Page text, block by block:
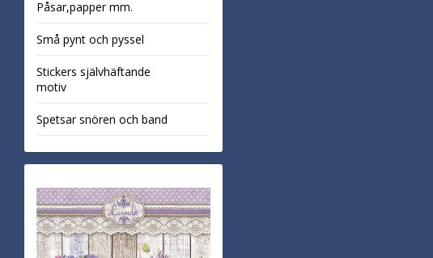
Påsar,papper mm.
Små pynt och pyssel
Stickers självhäftande
motiv
Spetsar snören och band